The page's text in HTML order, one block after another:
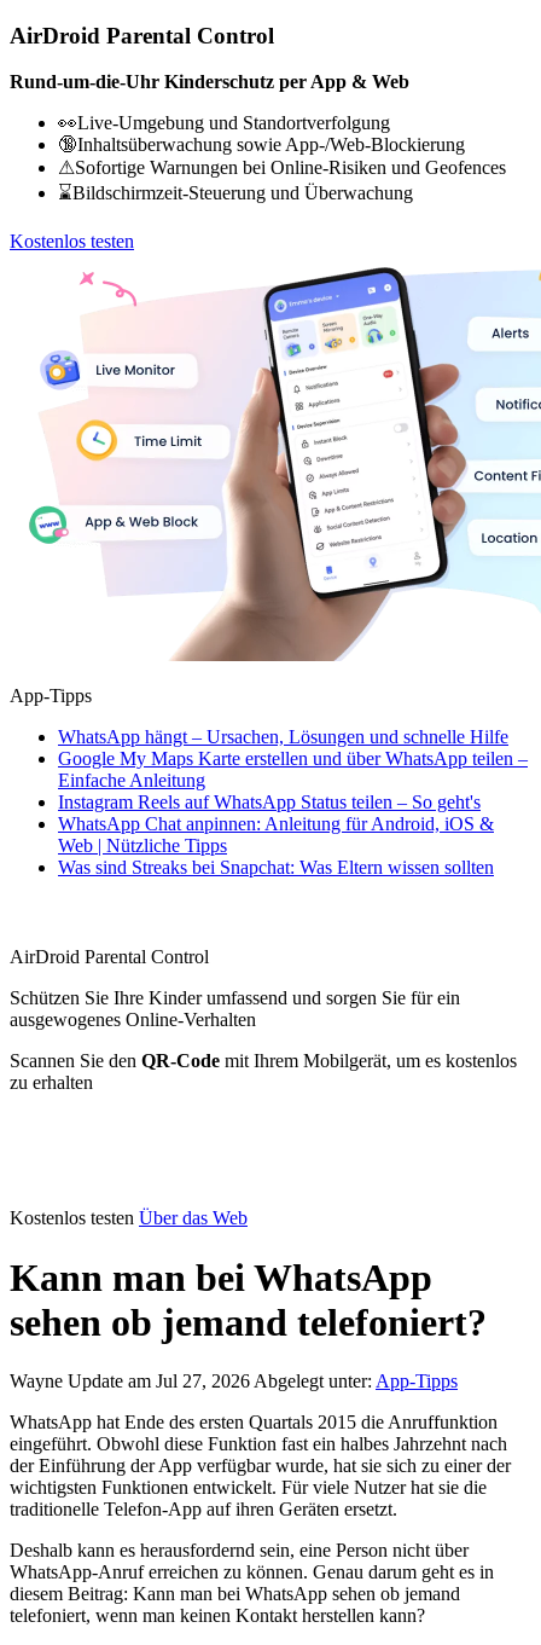
AirDroid Parental Control
Rund-um-die-Uhr Kinderschutz per App & Web
👀Live-Umgebung und Standortverfolgung
🔞Inhaltsüberwachung sowie App-/Web-Blockierung
⚠Sofortige Warnungen bei Online-Risiken und Geofences
⌛Bildschirmzeit-Steuerung und Überwachung
Kostenlos testen
App-Tipps
WhatsApp hängt – Ursachen, Lösungen und schnelle Hilfe
Google My Maps Karte erstellen und über WhatsApp teilen –
Einfache Anleitung
Instagram Reels auf WhatsApp Status teilen – So geht's
WhatsApp Chat anpinnen: Anleitung für Android, iOS &
Web | Nützliche Tipps
Was sind Streaks bei Snapchat: Was Eltern wissen sollten
AirDroid Parental Control
Schützen Sie Ihre Kinder umfassend und sorgen Sie für ein
ausgewogenes Online-Verhalten
Scannen Sie den QR-Code mit Ihrem Mobilgerät, um es kostenlos
zu erhalten
Kostenlos testen Über das Web
Kann man bei WhatsApp
sehen ob jemand telefoniert?
Wayne Update am Jul 27, 2026 Abgelegt unter: App-Tipps
WhatsApp hat Ende des ersten Quartals 2015 die Anruffunktion
eingeführt. Obwohl diese Funktion fast ein halbes Jahrzehnt nach
der Einführung der App verfügbar wurde, hat sie sich zu einer der
wichtigsten Funktionen entwickelt. Für viele Nutzer hat sie die
traditionelle Telefon-App auf ihren Geräten ersetzt.
Deshalb kann es herausfordernd sein, eine Person nicht über
WhatsApp-Anruf erreichen zu können. Genau darum geht es in
diesem Beitrag: Kann man bei WhatsApp sehen ob jemand
telefoniert, wenn man keinen Kontakt herstellen kann?